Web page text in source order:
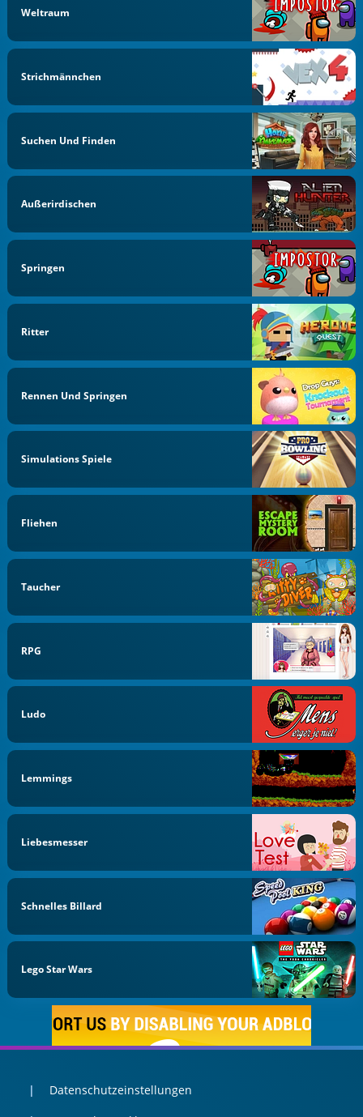
Weltraum
Strichmännchen
Suchen Und Finden
Außerirdischen
Springen
Ritter
Rennen Und Springen
Simulations Spiele
Fliehen
Taucher
RPG
Ludo
Lemmings
Liebesmesser
Schnelles Billard
Lego Star Wars
Datenschutzeinstellungen